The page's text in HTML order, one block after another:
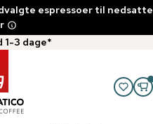
espressoer til nedsatte
1-3 dage*